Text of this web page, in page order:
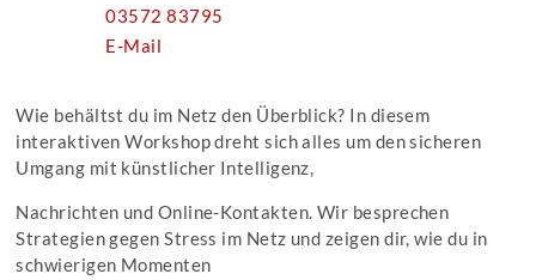
03572 83795
E-Mail
Wie behältst du im Netz den Überblick? In diesem
interaktiven Workshop dreht sich alles um den sicheren
Umgang mit künstlicher Intelligenz,
Nachrichten und Online-Kontakten. Wir besprechen
Strategien gegen Stress im Netz und zeigen dir, wie du in
schwierigen Momenten